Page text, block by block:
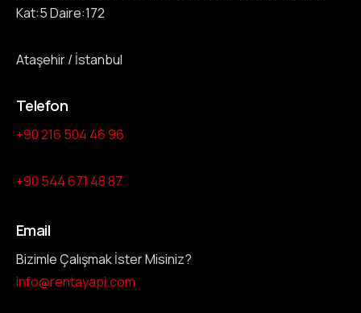
Kat:5 Daire:172
Ataşehir / İstanbul
Telefon
+90 216 504 46 96
+90 544 671 48 87
Email
Bizimle Çalışmak İster Misiniz?
info@rentayapi.com